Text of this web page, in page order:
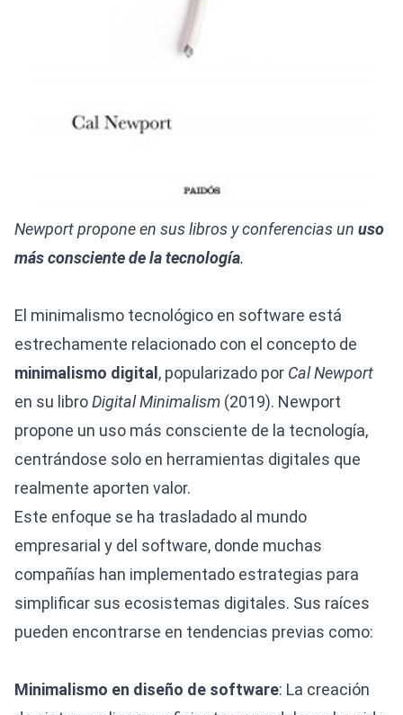
Newport propone en sus libros y conferencias un uso
más consciente de la tecnología.
El minimalismo tecnológico en software está
estrechamente relacionado con el concepto de
minimalismo digital, popularizado por Cal Newport
en su libroDigital Minimalism (2019). Newport
propone un uso más consciente de la tecnología,
centrándose solo en herramientas digitales que
realmente aporten valor.
Este enfoque se ha trasladado al mundo
empresarial y del software, donde muchas
compañías han implementado estrategias para
simplificar sus ecosistemas digitales. Sus raíces
pueden encontrarse en tendencias previas como:
Minimalismo en diseño de software: La creación